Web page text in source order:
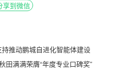
享到微信
推动鹏城自进化智能体建设
田满满荣膺“年度专业口碑奖”